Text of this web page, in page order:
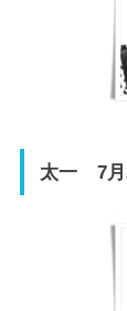
太一 7